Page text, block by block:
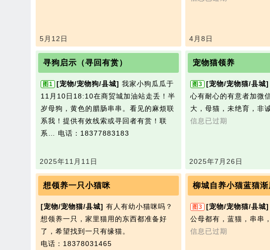
5月12日 4月8日
寻狗启示（寻回有赏）
图1 [宠物/宠物狗/县城] 我家小狗瓜瓜于
11月10日18:10在商贸城加油站走丢！半
岁母狗，黄色的腊肠串串。看见的麻烦联
系我！提供有效线索或寻回者有赏！联
系… 电话：18377883183
2025年11月11日
宠物猫领养
图3 [宠物/宠物猫/县城]
心有耐心的有意者加微
大，母猫，未绝育，非
信息已过期
2025年7月26日
想领养一只小猫咪
[宠物/宠物猫/县城] 有人有幼小猫咪吗？
想领养一只，家里猫用的东西都准备好
了，希望找到一只有缘猫。
电话：18378031465
柳城自养小猫蓝猫
图3 [宠物/宠物猫/县城]
公母都有，蓝猫，串串
信息已过期